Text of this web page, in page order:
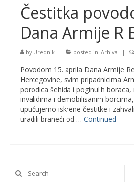
Čestitka
Dana Armije R
by Urednik | posted in: Arhiva |
Povodom 15. aprila Dana Armije
Hercegovine, svim pripadnicima
porodica šehida i poginulih
invalidima i demobilisanim
upućujemo iskrene čestitke i
uradili braneći od … Continued
Search
for: